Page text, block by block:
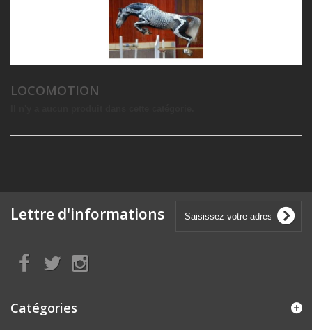
LOCOMOTION
Lettre d'informations
Catégories